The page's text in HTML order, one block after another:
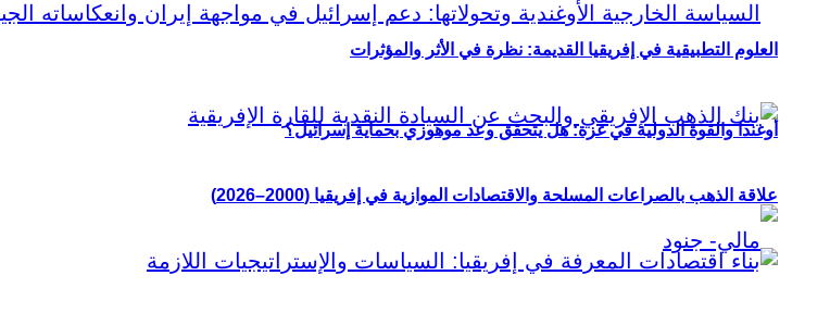
أوغندا والقوة الدولية في غزة: هل يتحقق وعد موهوزي بحماية إسرائيل؟
العلوم التطبيقية في إفريقيا القديمة: نظرة في الأثر والمؤثرات
علاقة الذهب بالصراعات المسلحة والاقتصادات الموازية في إفريقيا (2000–2026)